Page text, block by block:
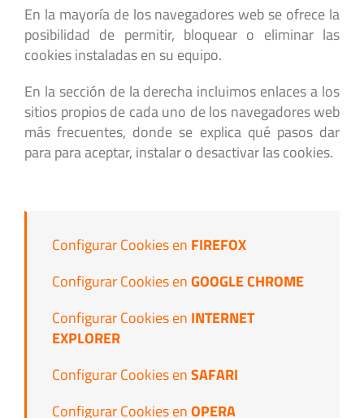
En la mayoría de los navegadores web se ofrece la
posibilidad de permitir, bloquear o eliminar las
cookies instaladas en su equipo.
En la sección de la derecha incluimos enlaces a los
sitios propios de cada uno de los navegadores web
más frecuentes, donde se explica qué pasos dar
para para aceptar, instalar o desactivar las cookies.
Configurar Cookies en FIREFOX
Configurar Cookies enGOOGLE CHROME
Configurar Cookies en INTERNET
EXPLORER
Configurar Cookies enSAFARI
Configurar Cookies enOPERA